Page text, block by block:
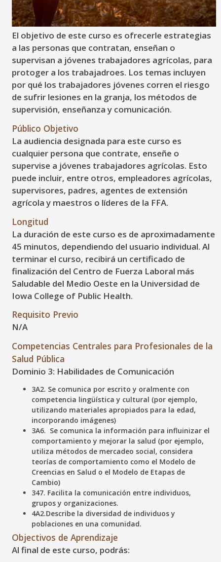
El objetivo de este curso es ofrecerle estrategias
a las personas que contratan, enseñan o
supervisan a jóvenes trabajadores agrícolas, para
protoger a los trabajadroes. Los temas incluyen
por qué los trabajadores jóvenes corren el riesgo
de sufrir lesiones en la granja, los métodos de
supervisión, enseñanza y comunicación.
Público Objetivo
La audiencia designada para este curso es
cualquier persona que contrate, enseñe o
supervise a jóvenes trabajadores agrícolas. Esto
puede incluir, entre otros, empleadores agrícolas,
supervisores, padres, agentes de extensión
agrícola y maestros o líderes de la FFA.
Longitud
La duración de este curso es de aproximadamente
45 minutos, dependiendo del usuario individual. Al
terminar el curso, recibirá un certificado de
finalización del Centro de Fuerza Laboral más
Saludable del Medio Oeste en la Universidad de
Iowa College of Public Health.
Requisito Previo
N/A
Competencias Centrales para Profesionales de la
Salud Pública
Dominio 3: Habilidades de Comunicación
3A2. Se comunica por escrito y oralmente con
competencia lingüística y cultural (por ejemplo,
utilizando materiales apropiados para la edad,
incorporando imágenes)
3A6. Se comunica la información para influinizar el
comportamiento y mejorar la salud (por ejemplo,
utiliza métodos de mercadeo social, considera
teorías de comportamiento como el Modelo de
Creencias en Salud o el Modelo de Etapas de
Cambio)
347. Facilita la comunicación entre individuos,
grupos y organizaciones.
4A2.Describe la diversidad de individuos y
poblaciones en una comunidad.
Objectivos de Aprendizaje
Al final de este curso, podrás: